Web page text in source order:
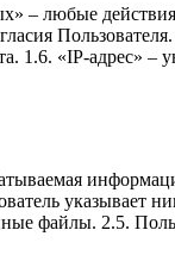
– любые
1.6. «IP-адрес» –
указывает
файлы. 2.5.